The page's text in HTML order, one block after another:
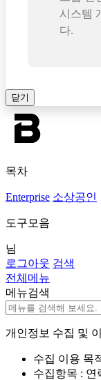
시스템
다.
닫기
목차
Enterprise 소상공인
도구모음
님
로그아웃 검색
전체메뉴
메뉴검색
개인정보 수집 및
수집 이용 목
수집항목 : 연